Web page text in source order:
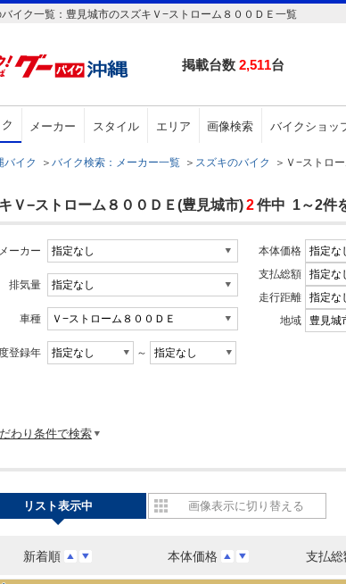
イク一覧：豊見城市のスズキＶ−ストローム８００ＤＥ一覧
掲載台数 2,511台
メーカー スタイル エリア 画像検索 バイクショッ
バイク ＞ バイク検索：メーカー一覧 ＞ スズキのバイク ＞ Ｖ−ストロ
Ｖ−ストローム８００ＤＥ(豊見城市)2件中 1～2件
メーカー
排気量
車種
登録年 ～
本体価格
支払総額
走行距離
地域
わり条件で検索
新着順 本体価格 支払総
リスト表示中 画像表示に切り替える